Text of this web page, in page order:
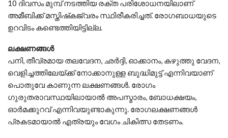
10 ദിവസം മുമ്പ് നടത്തിയ രക്ത പരിശോധനയിലാണ്
അമീബിക്ക് മസ്തിഷ്‌കജ്വരം സ്ഥിരീകരിച്ചത്. രോഗബാധയുടെ
ഉറവിടം കണ്ടെത്തിയിട്ടില്ല.
ലക്ഷണങ്ങള്‍
പനി, തീവ്രമായ തലവേദന, ഛര്‍ദ്ദി, ഓക്കാനം, കഴുത്തു വേദന,
വെളിച്ചത്തിലേയ്ക്ക് നോക്കാനുള്ള ബുദ്ധിമുട്ട് എന്നിവയാണ്
പൊതുവേ കാണുന്ന ലക്ഷണങ്ങള്‍. രോഗം
ഗുരുതരാവസ്ഥയിലായാല്‍ അപസ്മാരം, ബോധക്ഷയം,
ഓര്‍മക്കുറവ് എന്നിവയുണ്ടാകുന്നു. രോഗലക്ഷണങ്ങള്‍
പ്രകടമായാല്‍ എത്രയും വേഗം ചികിത്സ തേടണം.